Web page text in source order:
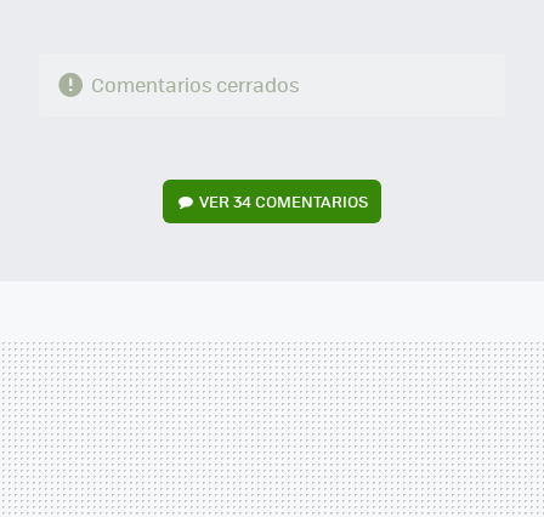
Comentarios cerrados
VER34 COMENTARIOS